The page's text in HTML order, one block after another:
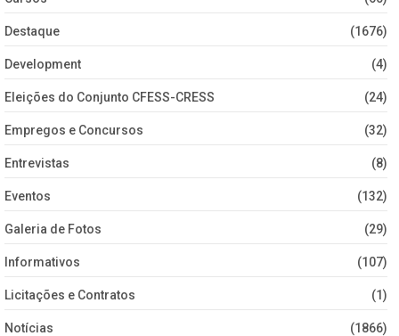
Destaque (1676)
Development (4)
Eleições do Conjunto CFESS-CRESS (24)
Empregos e Concursos (32)
Entrevistas (8)
Eventos (132)
Galeria de Fotos (29)
Informativos (107)
Licitações e Contratos (1)
Notícias (1866)